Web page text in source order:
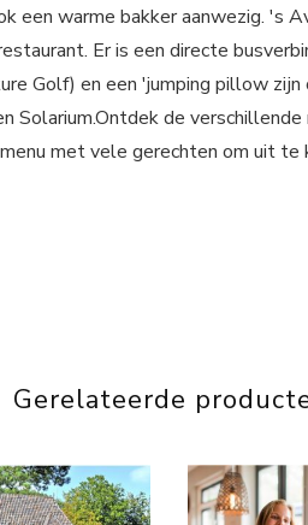
een warme bakker aanwezig. 's
Er is een directe
Golf) en een 'jumping pillow
Solarium.Ontdek de
met vele gerechten om uit te
Gerelateerde